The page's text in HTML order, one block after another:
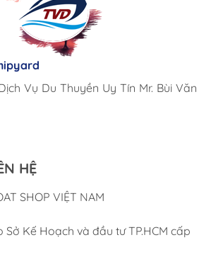
Vụ Du Thuyền Uy Tín Mr. Bùi Văn
nhanh chóng chuyên nghiệp
những sản phẩm tốt ngay tại Việt
hàng nhanh chóng
HỆ
SHOP VIỆT NAM
Sở Kế Hoạch và đầu tư TP.HCM cấp